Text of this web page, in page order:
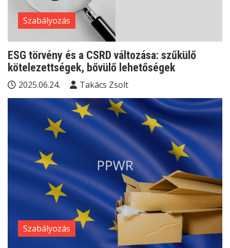
Szabályozás
ESG törvény és a CSRD változása: szűkülő
kötelezettségek, bővülő lehetőségek
2025.06.24. Takács Zsolt
Szabályozás